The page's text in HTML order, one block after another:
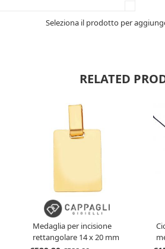
Seleziona il prodotto per
RELATED
Medaglia per incisione
rettangolare 14 x 20 mm